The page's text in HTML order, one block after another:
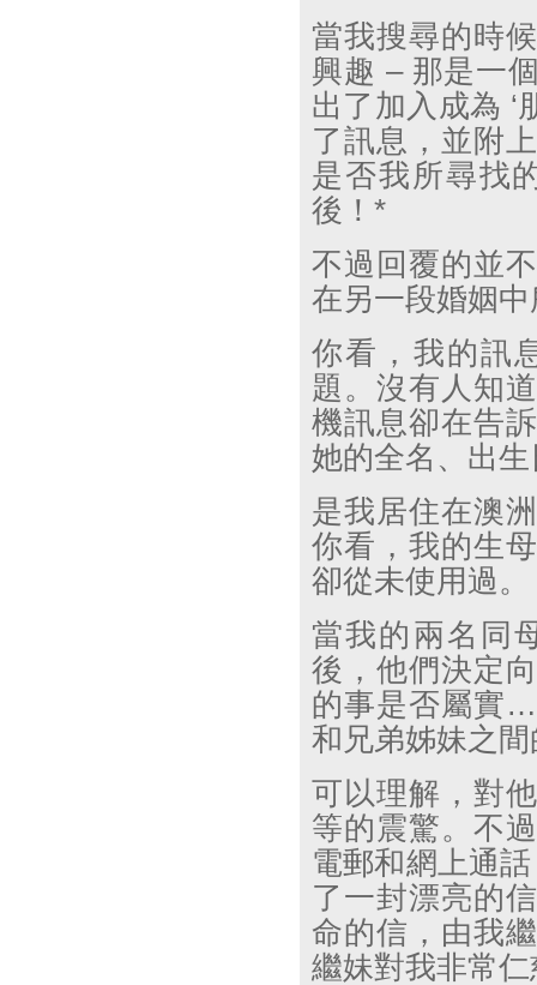
當我搜尋的時
興趣 – 那是一
出了加入成為 ‘
了訊息，並附
是否我所尋找
後！ *
不過回覆的並
在另一段婚姻
你看，我的訊
題。沒有人知
機訊息卻在告
她的全名、出
是我居住在澳
你看，我的生
卻從未使用過。
當我的兩名同
後，他們決定
的事是否屬實…
和兄弟姊妹之
可以理解，對
等的震驚。不
電郵和網上通話
了一封漂亮的
命的信，由我
繼妹對我非常